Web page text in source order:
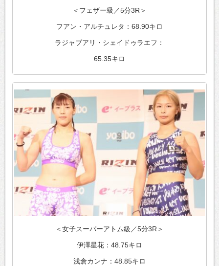
＜フェザー級／5分3R＞
フアン・アルチュレタ：68.90キロ
ラジャブアリ・シェイドゥラエフ：
65.35キロ
＜女子スーパーアトム級／5分3R＞
伊澤星花：48.75キロ
浅倉カンナ：48.85キロ